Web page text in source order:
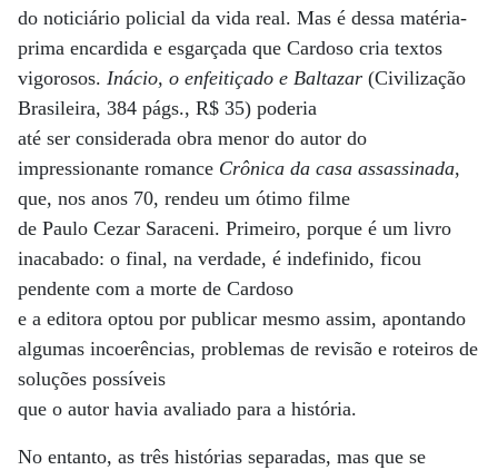
do noticiário policial da vida real. Mas é dessa matéria-
prima encardida e esgarçada que Cardoso cria textos
vigorosos. Inácio, o enfeitiçado e Baltazar (Civilização
Brasileira, 384 págs., R$ 35) poderia
até ser considerada obra menor do autor do
impressionante romance Crônica da casa assassinada,
que, nos anos 70, rendeu um ótimo filme
de Paulo Cezar Saraceni. Primeiro, porque é um livro
inacabado: o final, na verdade, é indefinido, ficou
pendente com a morte de Cardoso
e a editora optou por publicar mesmo assim, apontando
algumas incoerências, problemas de revisão e roteiros de
soluções possíveis
que o autor havia avaliado para a história.
No entanto, as três histórias separadas, mas que se